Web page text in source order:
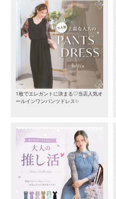
1枚でエレガントに決まる♡当店人気オ
ールインワンパンツドレス✨